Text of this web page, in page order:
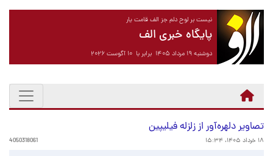
نیست بر لوح دلم جز الف قامت یار
پایگاه خبری الف
دوشنبه ۱۹ مرداد ۱۴۰۵ برابر با ۱۰ آگوست ۲۰۲۶
تصاویر دلهره‌آور از زلزله فیلیپین
۱۸ خرداد ۱۴۰۵، ۱۵:۳۴ 4050318061